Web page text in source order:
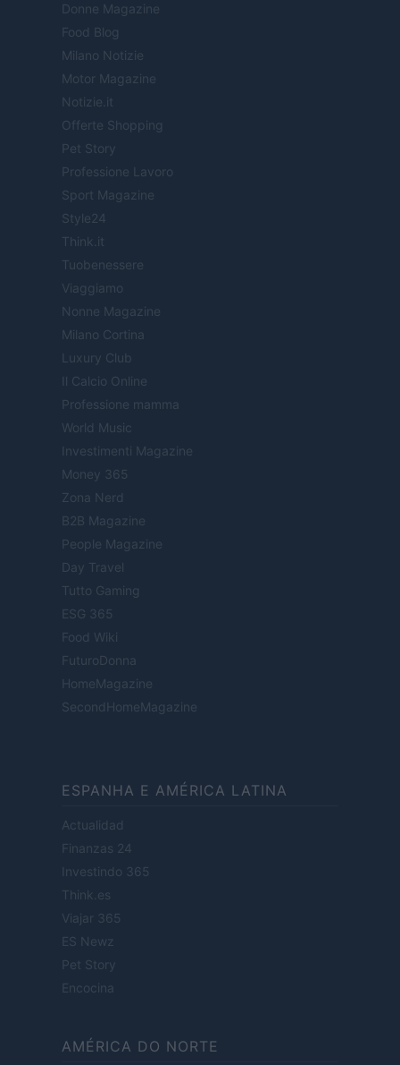
Donne Magazine
Food Blog
Milano Notizie
Motor Magazine
Notizie.it
Offerte Shopping
Pet Story
Professione Lavoro
Sport Magazine
Style24
Think.it
Tuobenessere
Viaggiamo
Nonne Magazine
Milano Cortina
Luxury Club
Il Calcio Online
Professione mamma
World Music
Investimenti Magazine
Money 365
Zona Nerd
B2B Magazine
People Magazine
Day Travel
Tutto Gaming
ESG 365
Food Wiki
FuturoDonna
HomeMagazine
SecondHomeMagazine
ESPANHA E AMÉRICA LATINA
Actualidad
Finanzas 24
Investindo 365
Think.es
Viajar 365
ES Newz
Pet Story
Encocina
AMÉRICA DO NORTE